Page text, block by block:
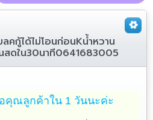
คกู้ได้ไม่โอนก่อนKน้ำหวาน
ดใน30นาที0641683005
คุณลูกค้าใน 1 วันนะค่ะ